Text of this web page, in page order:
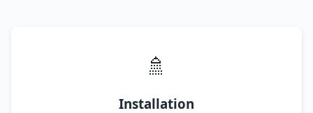
🚿
Installation